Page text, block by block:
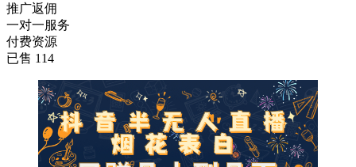
推广返佣
一对一服务
付费资源
已售 114